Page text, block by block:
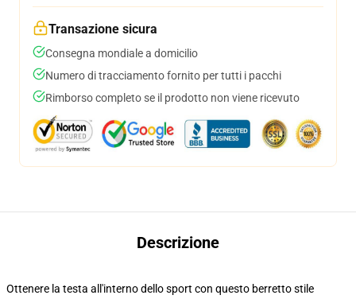
Transazione sicura
Consegna mondiale a domicilio
Numero di tracciamento fornito per tutti i pacchi
Rimborso completo se il prodotto non viene ricevuto
Descrizione
Ottenere la testa all'interno dello sport con questo berretto stile